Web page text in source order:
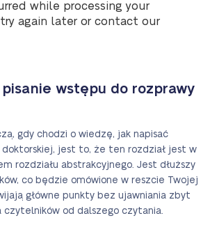
while processing your
again later or contact our
wstępu do rozprawy
gdy chodzi o wiedzę, jak napisać
jest to, że ten rozdział jest w
rozdziału abstrakcyjnego. Jest dłuższy
co będzie omówione w reszcie Twojej
główne punkty bez ujawniania zbyt
czytelników od dalszego czytania.